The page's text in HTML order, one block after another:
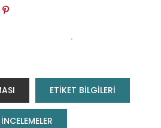
ETİKET BİLGİLERİ
INCELEMELER